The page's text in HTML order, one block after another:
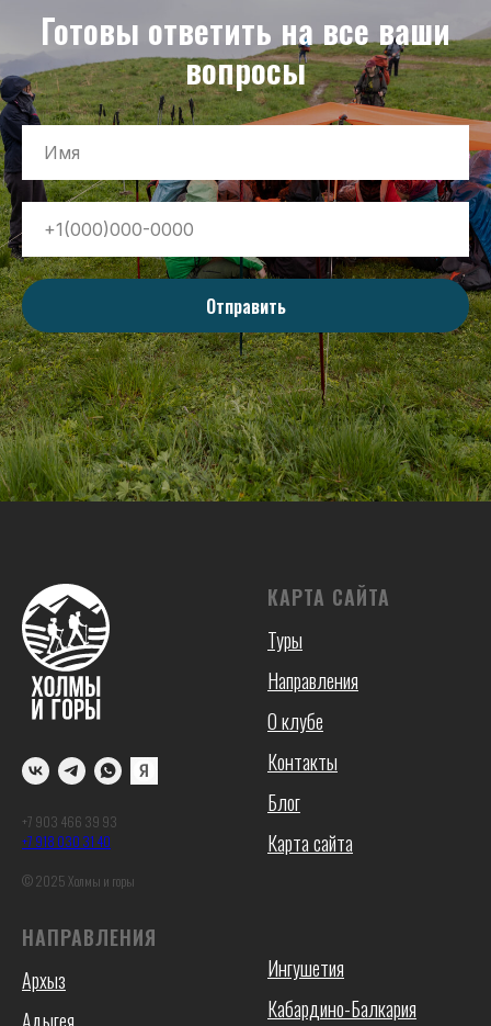
Готовы ответить на все ваши
вопросы
Отправить
+7 903 466 39 93
+7 918 030 31 40
© 2025 Холмы и горы
КАРТА САЙТА
Туры
Направления
О клубе
Контакты
Блог
Карта сайта
НАПРАВЛЕНИЯ
Архыз
Ингушетия
Кабардино-Балкария